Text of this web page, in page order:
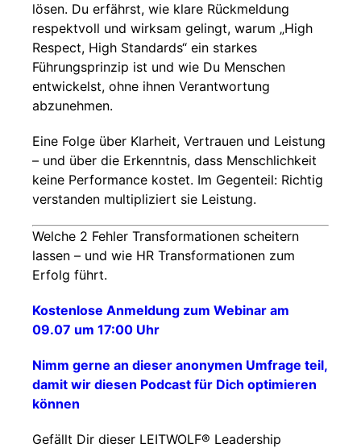
lösen. Du erfährst, wie klare Rückmeldung
respektvoll und wirksam gelingt, warum „High
Respect, High Standards“ ein starkes
Führungsprinzip ist und wie Du Menschen
entwickelst, ohne ihnen Verantwortung
abzunehmen.
Eine Folge über Klarheit, Vertrauen und Leistung
– und über die Erkenntnis, dass Menschlichkeit
keine Performance kostet. Im Gegenteil: Richtig
verstanden multipliziert sie Leistung.
Welche 2 Fehler Transformationen scheitern
lassen – und wie HR Transformationen zum
Erfolg führt.
Kostenlose Anmeldung zum Webinar am
09.07 um 17:00 Uhr
Nimm gerne an dieser anonymen Umfrage teil,
damit wir diesen Podcast für Dich optimieren
können
Gefällt Dir dieser LEITWOLF® Leadership